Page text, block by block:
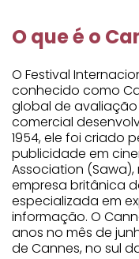
O que é o
O Festival
conhecido como
global de
comercial
1954, ele foi criado
publicidade em
Association
empresa britânica
especializada em
informação. O
anos no mês de
de Cannes, no sul